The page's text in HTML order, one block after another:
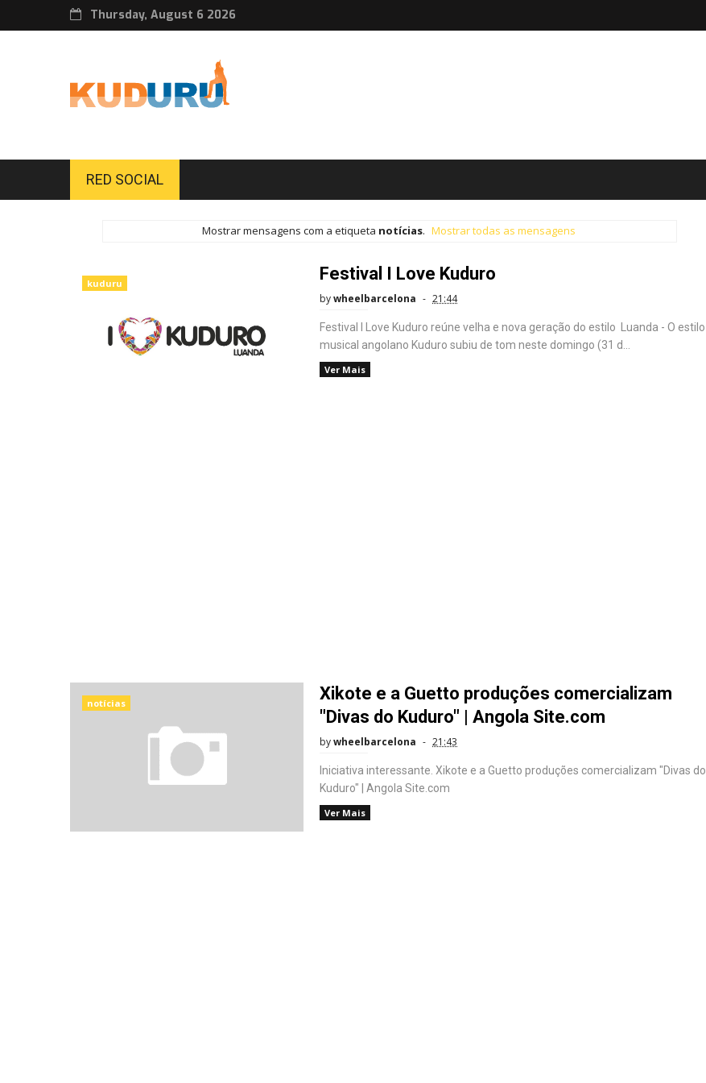
Thursday, August 6 2026
RED SOCIAL
Mostrar mensagens com a etiqueta notícias. Mostrar todas as mensagens
kuduru Festival I Love Kuduro
bywheelbarcelona 21:44
Festival I Love Kuduro reúne velha e nova geração do estilo Luanda - O estilo
musical angolano Kuduro subiu de tom neste domingo (31 d...
Ver Mais
notícias
Xikote e a Guetto produções comercializam
"Divas do Kuduro" | Angola Site.com
bywheelbarcelona 21:43
Iniciativa interessante. Xikote e a Guetto produções comercializam "Divas do
Kuduro" | Angola Site.com
Ver Mais